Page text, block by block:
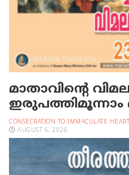
മാതാവിന്റെ
ഇരുപത്തിമൂന്നാം
CONSECRATION TO IMMACULATE
AUGUST 6, 2026